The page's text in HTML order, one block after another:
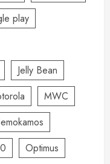
play
Jelly Bean
MWC
Optimus